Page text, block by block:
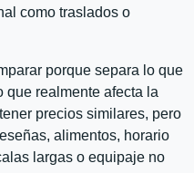
como traslados o
porque separa lo que
que realmente afecta la
precios similares, pero
alimentos, horario
largas o equipaje no